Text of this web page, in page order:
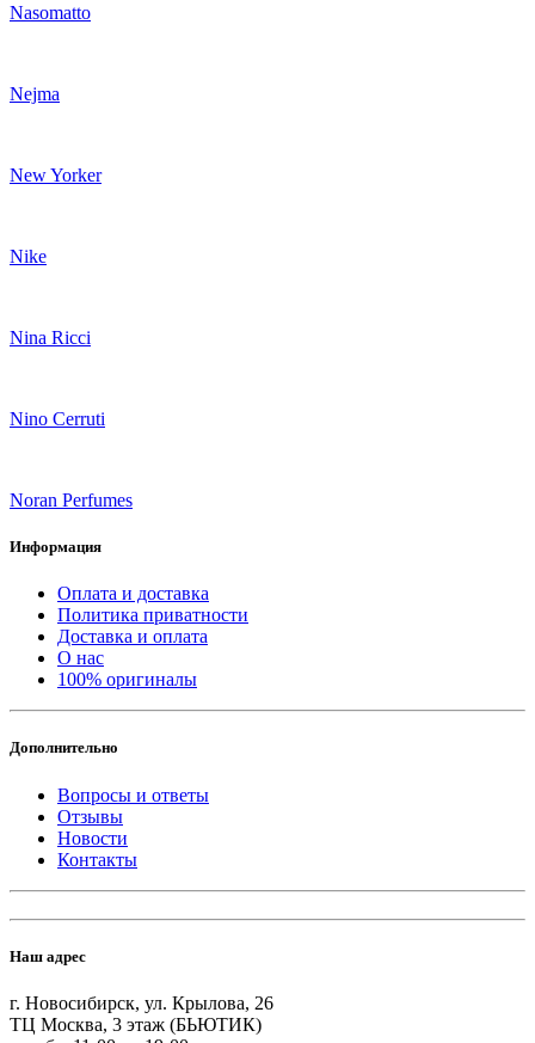
Nasomatto
Nejma
New Yorker
Nike
Nina Ricci
Nino Cerruti
Noran Perfumes
Информация
Оплата и доставка
Политика приватности
Доставка и оплата
О нас
100% оригиналы
Дополнительно
Вопросы и ответы
Отзывы
Новости
Контакты
Наш адрес
г. Новосибирск, ул. Крылова, 26
ТЦ Москва, 3 этаж (БЬЮТИК)